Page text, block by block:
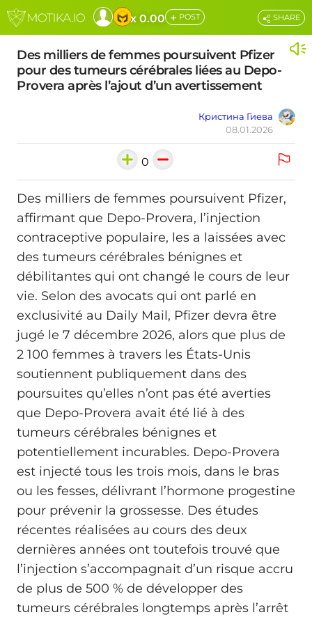
x 0.00 + POST
Des milliers de femmes poursuivent Pfizer
pour des tumeurs cérébrales liées au Depo-
Provera après l’ajout d’un avertissement
Кристина Гиева
08.01.2026
SHARE
0
Des milliers de femmes poursuivent Pfizer,
affirmant que Depo-Provera, l’injection
contraceptive populaire, les a laissées avec
des tumeurs cérébrales bénignes et
débilitantes qui ont changé le cours de leur
vie. Selon des avocats qui ont parlé en
exclusivité au Daily Mail, Pfizer devra être
jugé le 7 décembre 2026, alors que plus de
2 100 femmes à travers les États‑Unis
soutiennent publiquement dans des
poursuites qu’elles n’ont pas été averties
que Depo-Provera avait été lié à des
tumeurs cérébrales bénignes et
potentiellement incurables. Depo-Provera
est injecté tous les trois mois, dans le bras
ou les fesses, délivrant l’hormone progestine
pour prévenir la grossesse. Des études
récentes réalisées au cours des deux
dernières années ont toutefois trouvé que
l’injection s’accompagnait d’un risque accru
de plus de 500 % de développer des
tumeurs cérébrales longtemps après l’arrêt